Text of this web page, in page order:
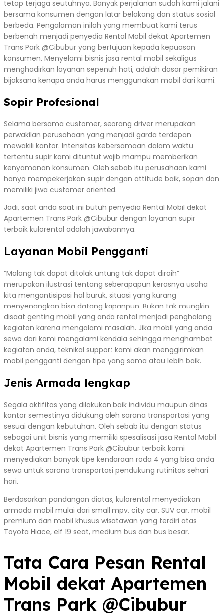
tetap terjaga seutuhnya. Banyak perjalanan sudah kami jalani
bersama konsumen dengan latar belakang dan status sosial
berbeda. Pengalaman inilah yang membuat kami terus
berbenah menjadi penyedia Rental Mobil dekat Apartemen
Trans Park @Cibubur yang bertujuan kepada kepuasan
konsumen. Menyelami bisnis jasa rental mobil sekaligus
menghadirkan layanan sepenuh hati, adalah dasar pemikiran
bijaksana kenapa anda harus menggunakan mobil dari kami.
Sopir Profesional
Selama bersama customer, seorang driver merupakan
perwakilan perusahaan yang menjadi garda terdepan
mewakili kantor. Intensitas kebersamaan dalam waktu
tertentu supir kami dituntut wajib mampu memberikan
kenyamanan konsumen. Oleh sebab itu perusahaan kami
hanya mempekerjakan supir dengan attitude baik, sopan dan
memiliki jiwa customer oriented.
Jadi, saat anda saat ini butuh penyedia Rental Mobil dekat
Apartemen Trans Park @Cibubur dengan layanan supir
terbaik kulorental adalah jawabannya.
Layanan Mobil Pengganti
“Malang tak dapat ditolak untung tak dapat diraih”
merupakan ilustrasi tentang seberapapun kerasnya usaha
kita mengantisipasi hal buruk, situasi yang kurang
menyenangkan bisa datang kapanpun. Bukan tak mungkin
disaat genting mobil yang anda rental menjadi penghalang
kegiatan karena mengalami masalah. Jika mobil yang anda
sewa dari kami mengalami kendala sehingga menghambat
kegiatan anda, teknikal support kami akan menggirimkan
mobil pengganti dengan tipe yang sama atau lebih baik.
Jenis Armada lengkap
Segala aktifitas yang dilakukan baik individu maupun dinas
kantor semestinya didukung oleh sarana transportasi yang
sesuai dengan kebutuhan. Oleh sebab itu dengan status
sebagai unit bisnis yang memiliki spesalisasi jasa Rental Mobil
dekat Apartemen Trans Park @Cibubur terbaik kami
menyediakan banyak tipe kendaraan roda 4 yang bisa anda
sewa untuk sarana transportasi pendukung rutinitas sehari
hari.
Berdasarkan pandangan diatas, kulorental menyediakan
armada mobil mulai dari small mpv, city car, SUV car, mobil
premium dan mobil khusus wisatawan yang terdiri atas
Toyota Hiace, elf 19 seat, medium bus dan bus besar.
Tata Cara Pesan Rental
Mobil dekat Apartemen
Trans Park @Cibubur